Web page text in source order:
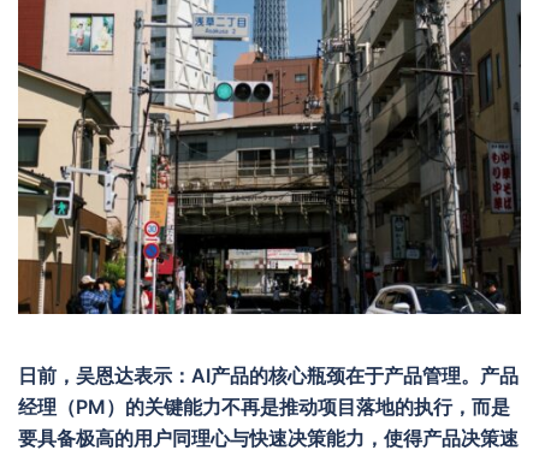
日前，吴恩达表示： AI产品的核心瓶颈在于产品管理。产品
经理（PM）的关键能力不再是推动项目落地的执行，而是
要具备极高的用户同理心与快速决策能力，使得产品决策速